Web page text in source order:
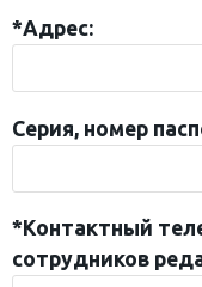
*Адрес:
Серия, номер
*Контактный
сотрудников